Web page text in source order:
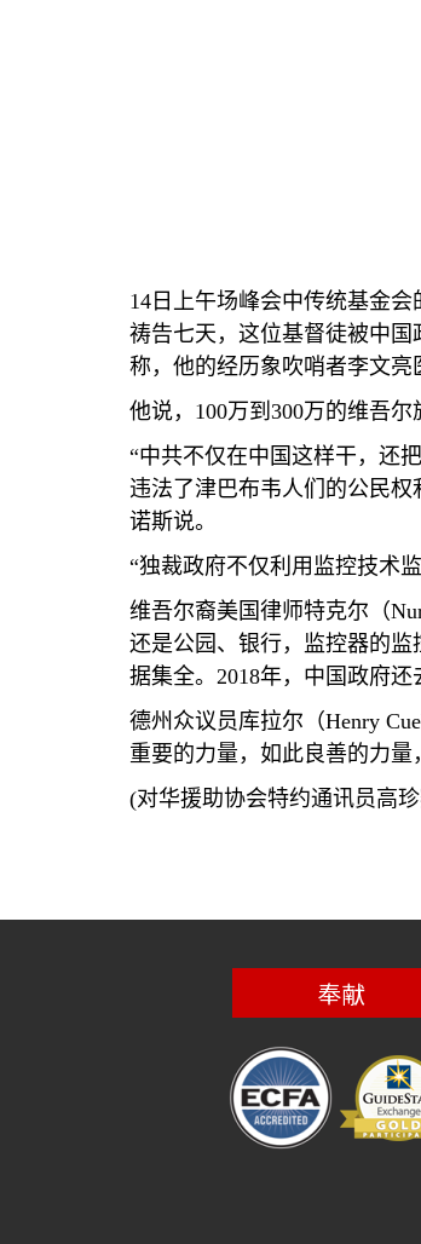
14 日上午场峰会中传统基金会
祷告七天，这位基督徒被中
称，他的经历象吹哨者李文亮
他说， 100万到 300万的维吾尔
“中共不仅在中国这样干，还
违法了津巴布韦人们的公民
诺斯说。
“独裁政府不仅利用监控技术
维吾尔裔美国律师特克尔（
还是公园、银行，监控器的
据集全。 2018年，中国政府还
德州众议员库拉尔（Henry
重要的力量，如此良善的力
(对华援助协会特约通讯员高
奉献